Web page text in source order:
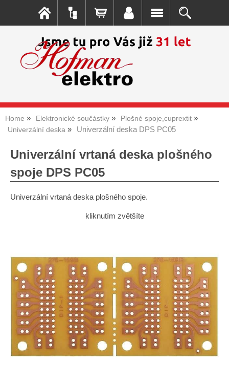
Home Elektronické součástky
Plošné spoje,cuprextit
Univerzální deska
Univerzální deska DPS PC05
Univerzální vrtaná deska plošného
spoje DPS PC05
Univerzální vrtaná deska plošného spoje.
kliknutím zvětšíte